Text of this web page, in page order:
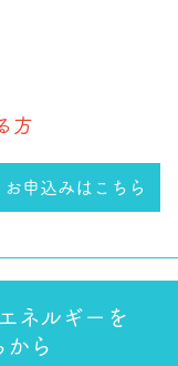
方
申込みはこちら
ネルギーを
から